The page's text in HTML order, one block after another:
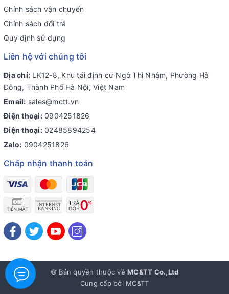
Chính sách vận chuyển
Chính sách đổi trả
Quy định sử dụng
Liên hệ với chúng tôi
Địa chỉ: LK12-8, Khu tái định cư Ngô Thì Nhậm, Phường Hà
Đông, Thành Phố Hà Nội, Việt Nam
Email: sales@mctt.vn
Điện thoại: 0904251826
Điện thoại: 02485894254
Zalo: 0904251826
Chấp nhận thanh toán
© Bản quyền thuộc về MC&TT Co.,Ltd
Cung cấp bởi MC&TT